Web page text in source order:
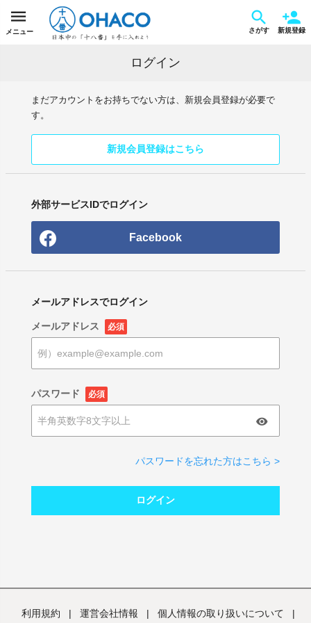
メニュー さがす 新規登録
ログイン
まだアカウントをお持ちでない方は、新規会員登録が必要で
す。
新規会員登録はこちら
外部サービスIDでログイン
Facebook
メールアドレスでログイン
メールアドレス 必須
パスワード 必須
パスワードを忘れた方はこちら >
ログイン
利用規約 | 運営会社情報 | 個人情報の取り扱いについて |